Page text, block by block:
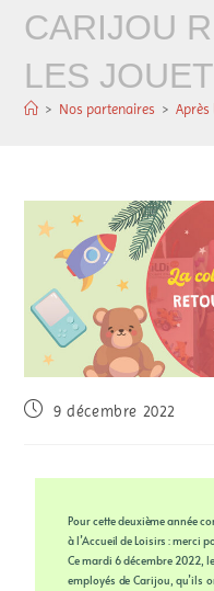
CARIJOU
LES
> Nos partenaires > Après
9 décembre 2022
Pour cette deuxième année
à l’Accueil de Loisirs : merci
Ce mardi 6 décembre 2022,
employés de Carijou, qu’ils